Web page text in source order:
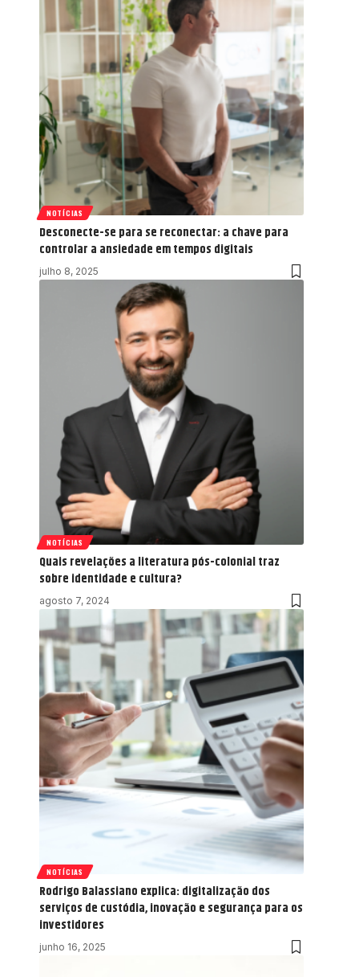
NOTÍCIAS
Desconecte-se para se reconectar: a chave para
controlar a ansiedade em tempos digitais
julho 8, 2025
NOTÍCIAS
Quais revelações a literatura pós-colonial traz
sobre identidade e cultura?
agosto 7, 2024
NOTÍCIAS
Rodrigo Balassiano explica: digitalização dos
serviços de custódia, inovação e segurança para os
investidores
junho 16, 2025